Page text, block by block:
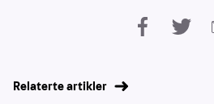
Relaterte artikler